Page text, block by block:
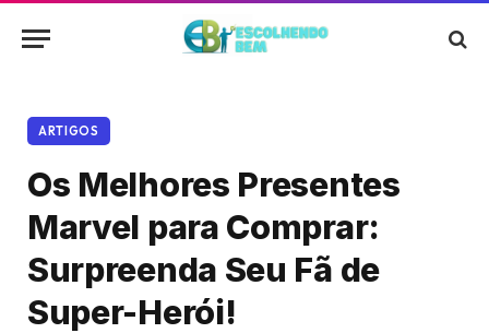
ARTIGOS
Os Melhores Presentes
Marvel para Comprar:
Surpreenda Seu Fã de
Super-Herói!